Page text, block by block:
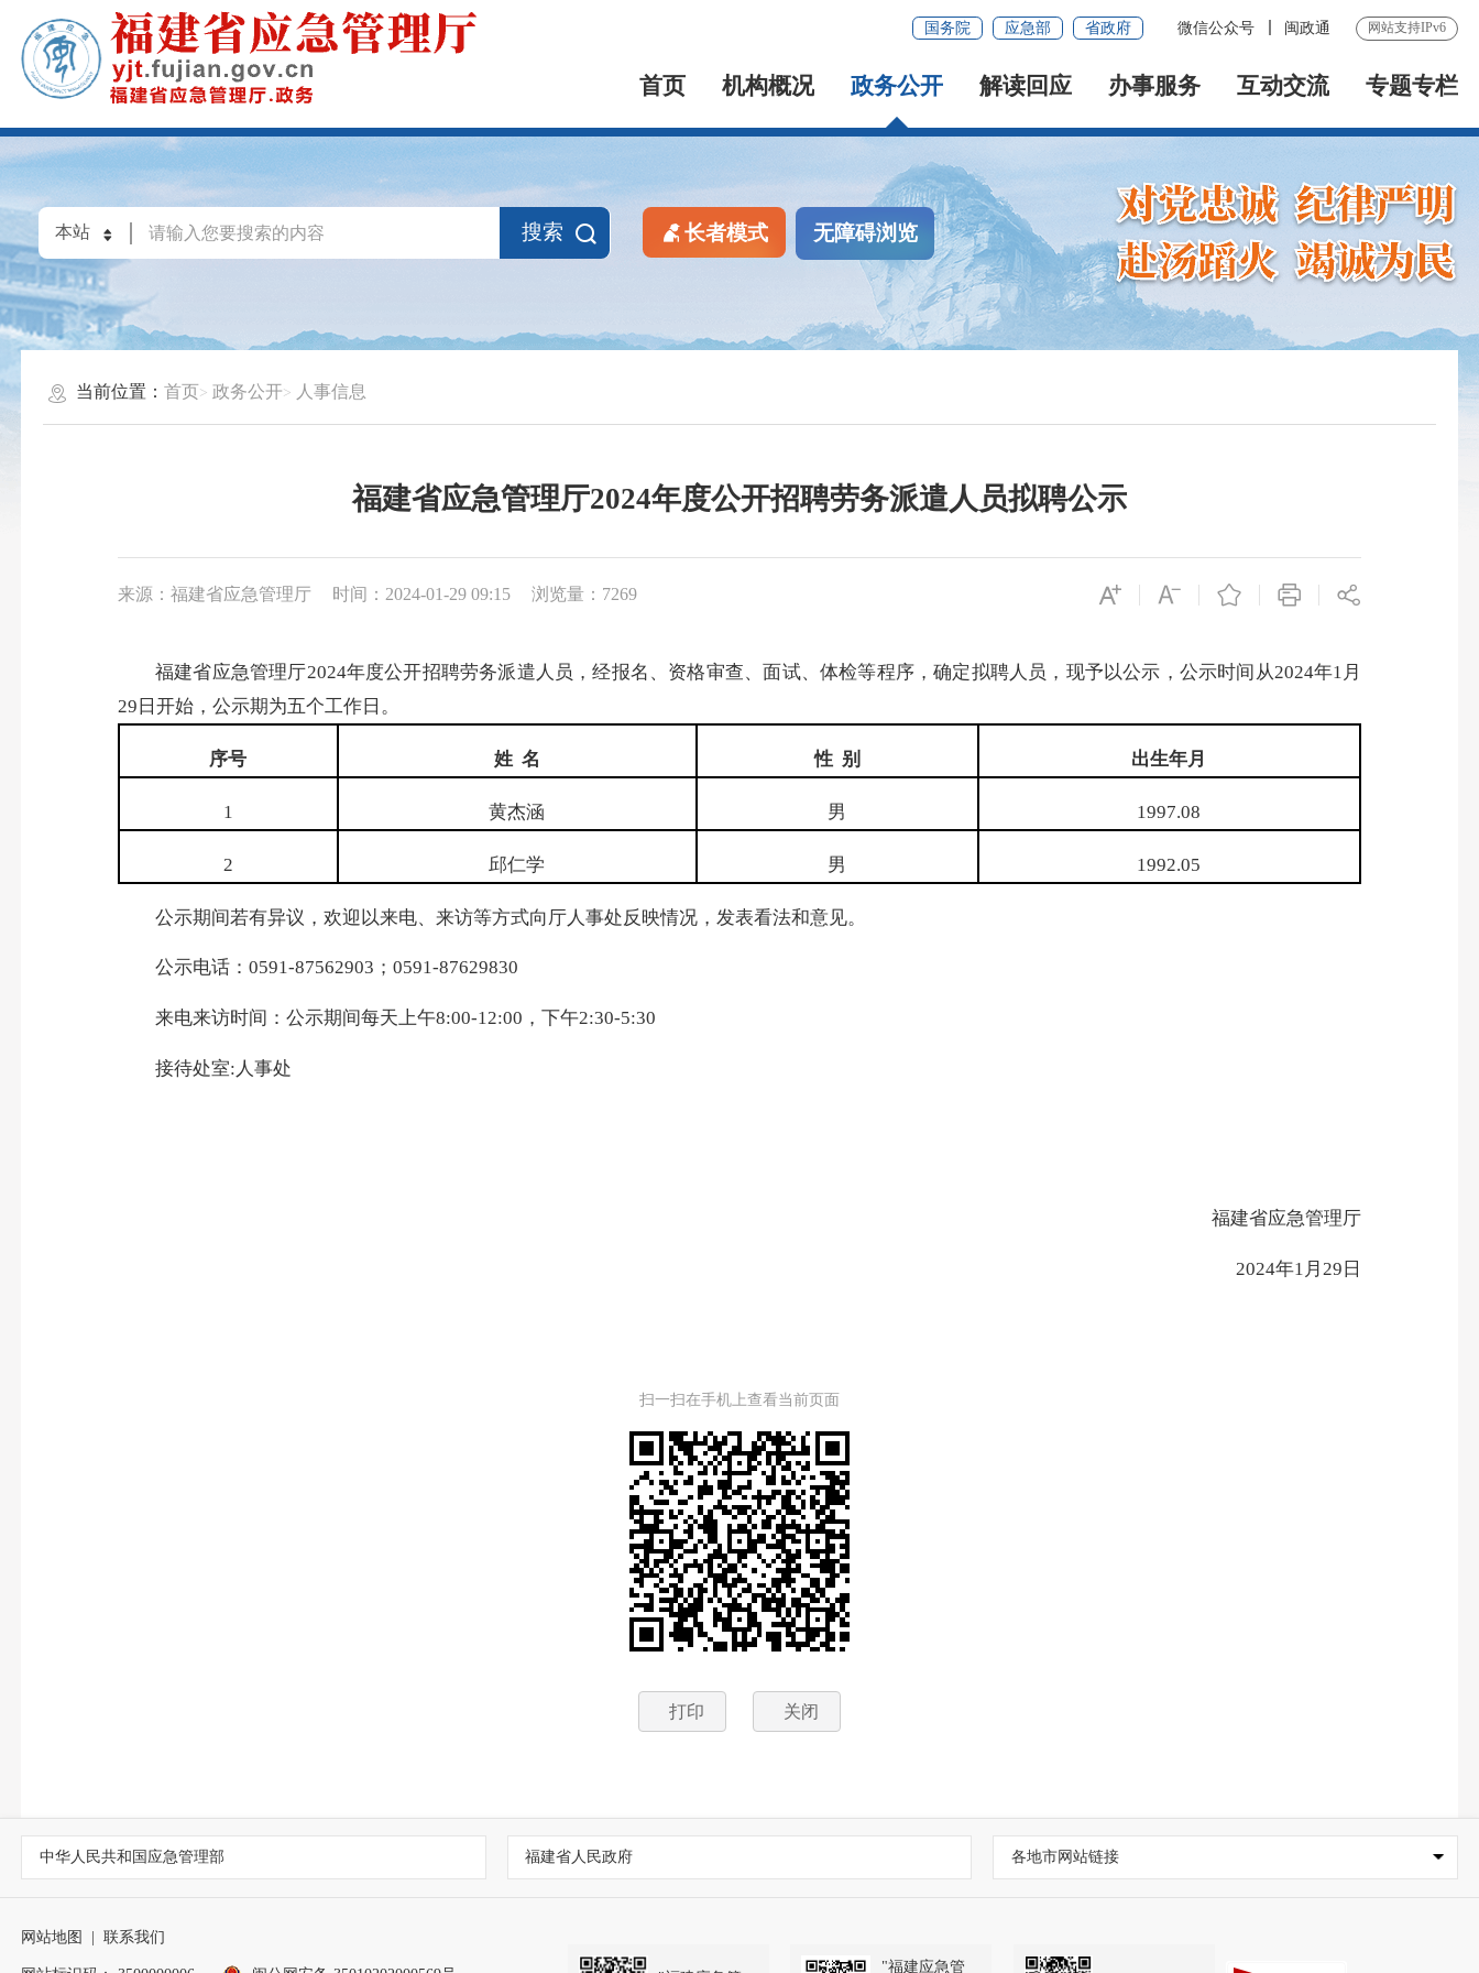
国务院 应急部 省政府 微信公众号 闽政通 网站支持IPv6
首页 机构概况 政务公开 解读回应 办事服务 互动交流 专题专栏
搜索 长者模式 无障碍浏览
当前位置：首页 政务公开 人事信息
福建省应急管理厅2024年度公开招聘劳务派遣人员拟聘公示
来源：福建省应急管理厅 时间：2024-01-29 09:15 浏览量：7269
福建省应急管理厅2024年度公开招聘劳务派遣人员，经报名、资格审查、面试、体检等程序，确定拟聘人员，现予以公示，公示时间从2024年1月
29日开始，公示期为五个工作日。
序号 姓 名 性 别 出生年月
1 黄杰涵 男 1997.08
2 邱仁学 男 1992.05
公示期间若有异议，欢迎以来电、来访等方式向厅人事处反映情况，发表看法和意见。
公示电话：0591-87562903；0591-87629830
来电来访时间：公示期间每天上午8:00-12:00，下午2:30-5:30
接待处室:人事处
福建省应急管理厅
2024年1月29日
扫一扫在手机上查看当前页面
打印 关闭
中华人民共和国应急管理部 福建省人民政府 各地市网站链接
网站地图 联系我们
"福建应急管